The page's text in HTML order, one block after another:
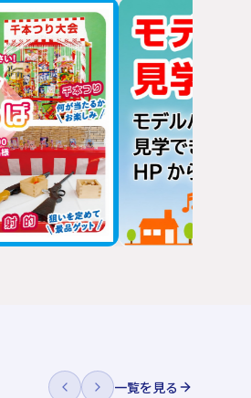
一覧を見る